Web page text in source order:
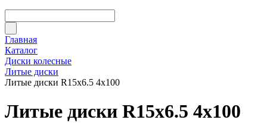
Главная
Каталог
Диски колесные
Литые диски
Литые диски R15x6.5 4x100
Литые диски R15x6.5 4x100